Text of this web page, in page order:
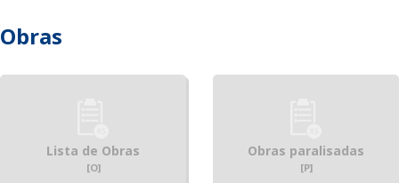
Obras
Lista de Obras
[O]
Obras paralisadas
[P]